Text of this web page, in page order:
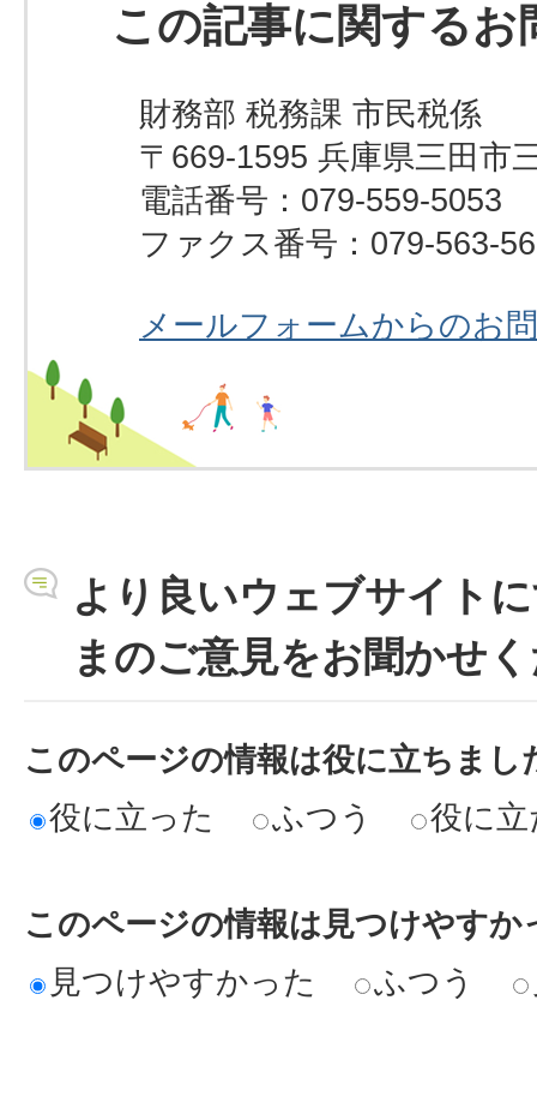
この記事に関するお
財務部 税務課 市民税係
〒669-1595 兵庫県三田市
電話番号：079-559-5053
ファクス番号：079-563-
メールフォームからのお
より良いウェブサイト
まのご意見をお聞かせ
このページの情報は役に立ちまし
役に立った
ふつう 役に
このページの情報は見つけやすか
見つけやすかった
ふつう